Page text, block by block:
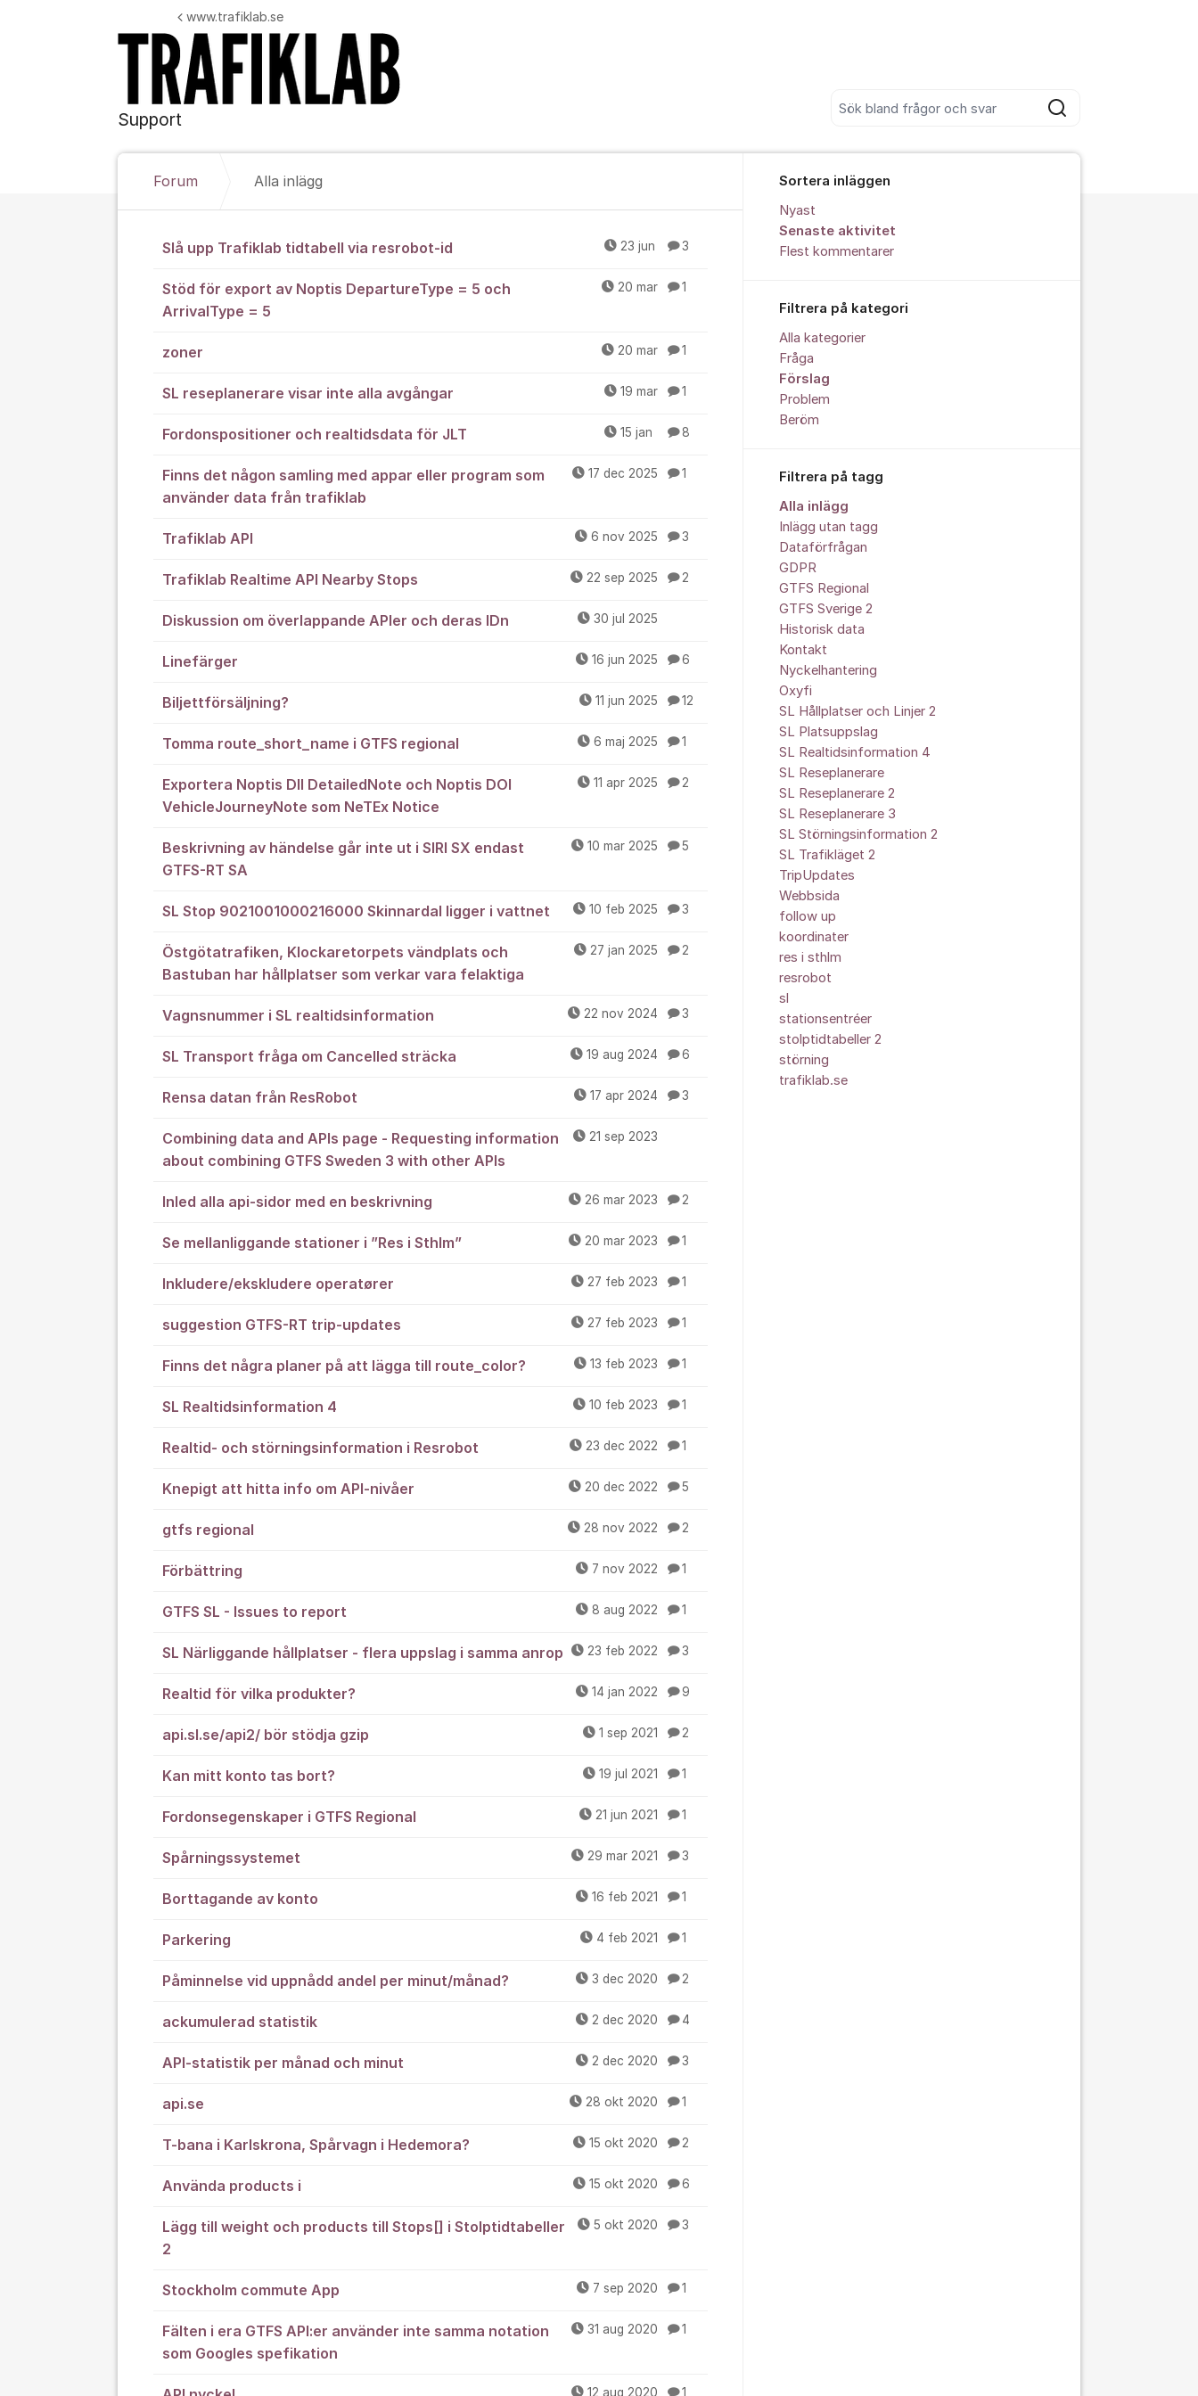
Support
Sök
www.trafiklab.se
Forum Alla inlägg
Alla inlägg
Slå upp Trafiklab tidtabell via resrobot-id 23 jun 3
Stöd för export av Noptis DepartureType = 5 och
ArrivalType = 5
20 mar 1
zoner 20 mar 1
SL reseplanerare visar inte alla avgångar 19 mar 1
Fordonspositioner och realtidsdata för JLT 15 jan 8
Finns det någon samling med appar eller program som
använder data från trafiklab
17 dec 2025 1
Trafiklab API 6 nov 2025 3
Trafiklab Realtime API Nearby Stops 22 sep 2025 2
Diskussion om överlappande APIer och deras IDn 30 jul 2025
Linefärger 16 jun 2025 6
Biljettförsäljning? 11 jun 2025 12
Tomma route_short_name i GTFS regional 6 maj 2025 1
Exportera Noptis DII DetailedNote och Noptis DOI
VehicleJourneyNote som NeTEx Notice
11 apr 2025 2
Beskrivning av händelse går inte ut i SIRI SX endast
GTFS-RT SA
10 mar 2025 5
SL Stop 9021001000216000 Skinnardal ligger i vattnet 10 feb 2025 3
Östgötatrafiken, Klockaretorpets vändplats och
Bastuban har hållplatser som verkar vara felaktiga
27 jan 2025 2
Vagnsnummer i SL realtidsinformation 22 nov 2024 3
SL Transport fråga om Cancelled sträcka 19 aug 2024 6
Rensa datan från ResRobot 17 apr 2024 3
Combining data and APIs page - Requesting information
about combining GTFS Sweden 3 with other APIs
21 sep 2023
Inled alla api-sidor med en beskrivning 26 mar 2023 2
Se mellanliggande stationer i ”Res i Sthlm” 20 mar 2023 1
Inkludere/ekskludere operatører 27 feb 2023 1
suggestion GTFS-RT trip-updates 27 feb 2023 1
Finns det några planer på att lägga till route_color? 13 feb 2023 1
SL Realtidsinformation 4 10 feb 2023 1
Realtid- och störningsinformation i Resrobot 23 dec 2022 1
Knepigt att hitta info om API-nivåer 20 dec 2022 5
gtfs regional 28 nov 2022 2
Förbättring 7 nov 2022 1
GTFS SL - Issues to report 8 aug 2022 1
SL Närliggande hållplatser - flera uppslag i samma anrop 23 feb 2022 3
Realtid för vilka produkter? 14 jan 2022 9
api.sl.se/api2/ bör stödja gzip 1 sep 2021 2
Kan mitt konto tas bort? 19 jul 2021 1
Fordonsegenskaper i GTFS Regional 21 jun 2021 1
Spårningssystemet 29 mar 2021 3
Borttagande av konto 16 feb 2021 1
Parkering 4 feb 2021 1
Påminnelse vid uppnådd andel per minut/månad? 3 dec 2020 2
ackumulerad statistik 2 dec 2020 4
API-statistik per månad och minut 2 dec 2020 3
api.se 28 okt 2020 1
T-bana i Karlskrona, Spårvagn i Hedemora? 15 okt 2020 2
Använda products i 15 okt 2020 6
Lägg till weight och products till Stops[] i Stolptidtabeller
2
5 okt 2020 3
Stockholm commute App 7 sep 2020 1
Fälten i era GTFS API:er använder inte samma notation
som Googles spefikation
31 aug 2020 1
12 aug 2020 1
Sortera inläggen
Nyast
Senaste aktivitet
Flest kommentarer
Filtrera på kategori
Alla kategorier
Fråga
Förslag
Problem
Beröm
Filtrera på tagg
Alla inlägg
Inlägg utan tagg
Dataförfrågan
GDPR
GTFS Regional
GTFS Sverige 2
Historisk data
Kontakt
Nyckelhantering
Oxyfi
SL Hållplatser och Linjer 2
SL Platsuppslag
SL Realtidsinformation 4
SL Reseplanerare
SL Reseplanerare 2
SL Reseplanerare 3
SL Störningsinformation 2
SL Trafikläget 2
TripUpdates
Webbsida
follow up
koordinater
res i sthlm
resrobot
sl
stationsentréer
stolptidtabeller 2
störning
trafiklab.se